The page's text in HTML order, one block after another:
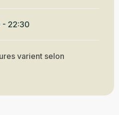
- 22:30
varient selon